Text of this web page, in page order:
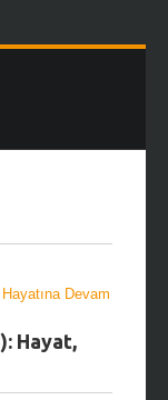
Hayat,